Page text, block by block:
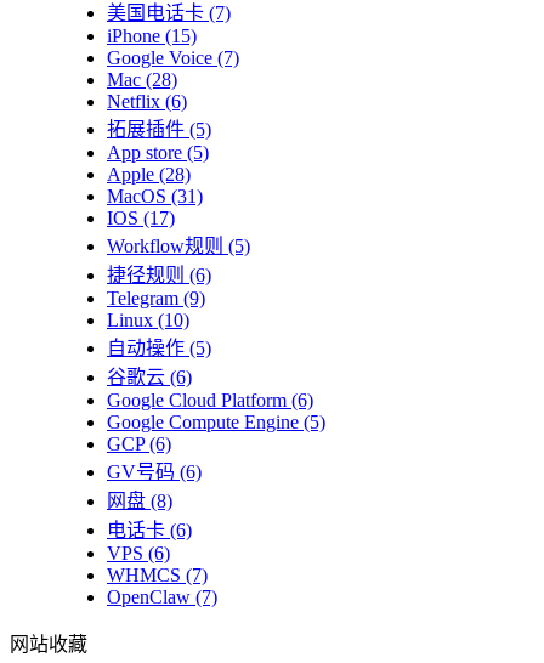
美国电话卡 (7)
iPhone (15)
Google Voice (7)
Mac (28)
Netflix (6)
拓展插件 (5)
App store (5)
Apple (28)
MacOS (31)
IOS (17)
Workflow规则 (5)
捷径规则 (6)
Telegram (9)
Linux (10)
自动操作 (5)
谷歌云 (6)
Google Cloud Platform (6)
Google Compute Engine (5)
GCP(6)
GV号码 (6)
网盘 (8)
电话卡 (6)
VPS (6)
WHMCS (7)
OpenClaw (7)
网站收藏